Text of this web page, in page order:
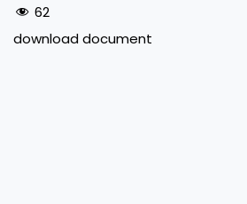
62
download document